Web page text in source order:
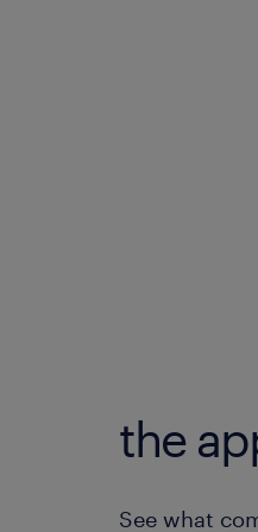
the
See what